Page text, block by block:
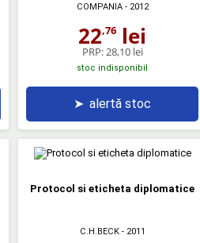
COMPANIA- 2012
22,76 lei
PRP:28,10 lei
stoc indisponibil
➤ alertă stoc
Protocol si eticheta diplomatice
C.H.BECK- 2011